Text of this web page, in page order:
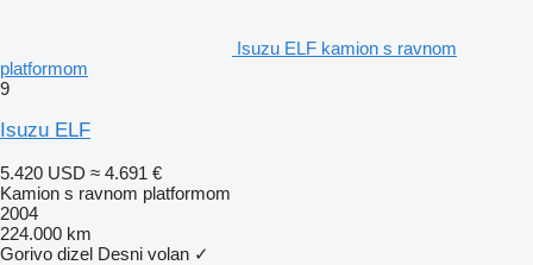
Isuzu ELF kamion s ravnom
platformom
9
Isuzu ELF
5.420 USD ≈ 4.691 €
Kamion s ravnom platformom
2004
224.000 km
Gorivo dizel Desni volan ✓